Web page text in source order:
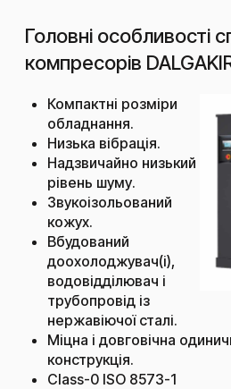
Головні особливості
компресорів​
Компактні розміри
обладнання.
Низька вібрація.
Надзвичайно низький
рівень шуму.
Звукоізольований
кожух.
Вбудований
доохолоджувач(і),
водовідділювач і
трубопровід із
нержавіючої сталі.
Міцна і довговічна
конструкція.
Class-0 ISO 8573-1